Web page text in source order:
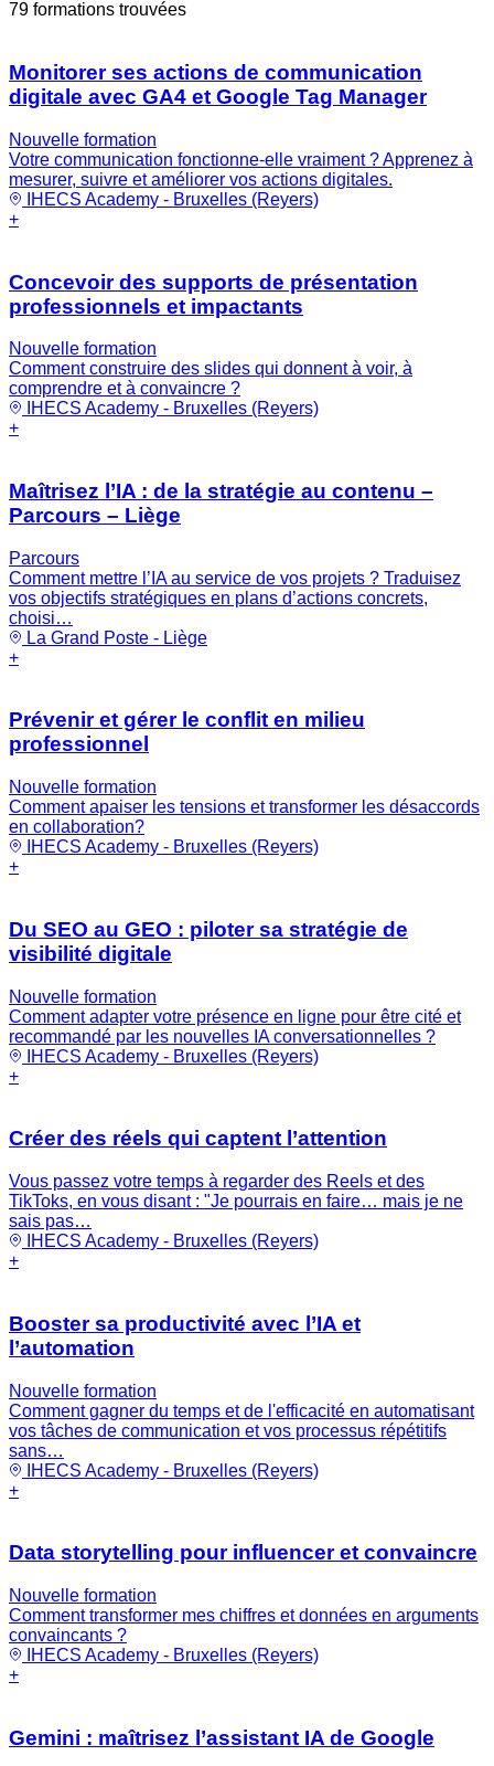
79 formations trouvées
Monitorer ses actions de communication
digitale avec GA4 et Google Tag Manager
Nouvelle formation
Votre communication fonctionne-elle vraiment ? Apprenez à
mesurer, suivre et améliorer vos actions digitales.
IHECS Academy - Bruxelles (Reyers)
+
Concevoir des supports de présentation
professionnels et impactants
Nouvelle formation
Comment construire des slides qui donnent à voir, à
comprendre et à convaincre ?
IHECS Academy - Bruxelles (Reyers)
+
Maîtrisez l’IA : de la stratégie au contenu –
Parcours – Liège
Parcours
Comment mettre l’IA au service de vos projets ? Traduisez
vos objectifs stratégiques en plans d’actions concrets,
choisi…
La Grand Poste - Liège
+
Prévenir et gérer le conflit en milieu
professionnel
Nouvelle formation
Comment apaiser les tensions et transformer les désaccords
en collaboration?
IHECS Academy - Bruxelles (Reyers)
+
Du SEO au GEO : piloter sa stratégie de
visibilité digitale
Nouvelle formation
Comment adapter votre présence en ligne pour être cité et
recommandé par les nouvelles IA conversationnelles ?
IHECS Academy - Bruxelles (Reyers)
+
Créer des réels qui captent l’attention
Vous passez votre temps à regarder des Reels et des
TikToks, en vous disant : "Je pourrais en faire… mais je ne
sais pas…
IHECS Academy - Bruxelles (Reyers)
+
Booster sa productivité avec l’IA et
l’automation
Nouvelle formation
Comment gagner du temps et de l'efficacité en automatisant
vos tâches de communication et vos processus répétitifs
sans…
IHECS Academy - Bruxelles (Reyers)
+
Data storytelling pour influencer et convaincre
Nouvelle formation
Comment transformer mes chiffres et données en arguments
convaincants ?
IHECS Academy - Bruxelles (Reyers)
+
Gemini : maîtrisez l’assistant IA de Google